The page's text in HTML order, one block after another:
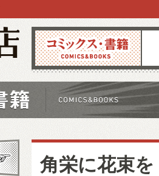
コミックス 雑誌
角栄に花束を